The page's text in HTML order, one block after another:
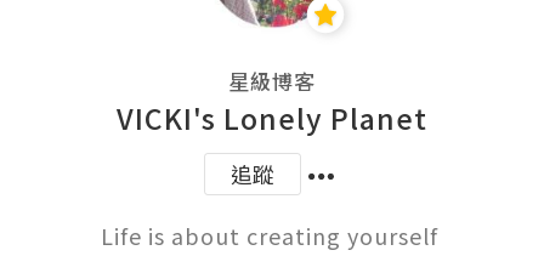
星級博客
VICKI's Lonely Planet
追蹤
Life is about creating yourself